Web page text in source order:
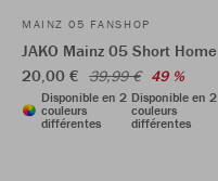
MAINZ 05 FANSHOP
JAKO Mainz 05 Short Home
20,00 € 39,99 € 49 %
Disponible en 2
couleurs
différentes
Disponible en 2
couleurs
différentes